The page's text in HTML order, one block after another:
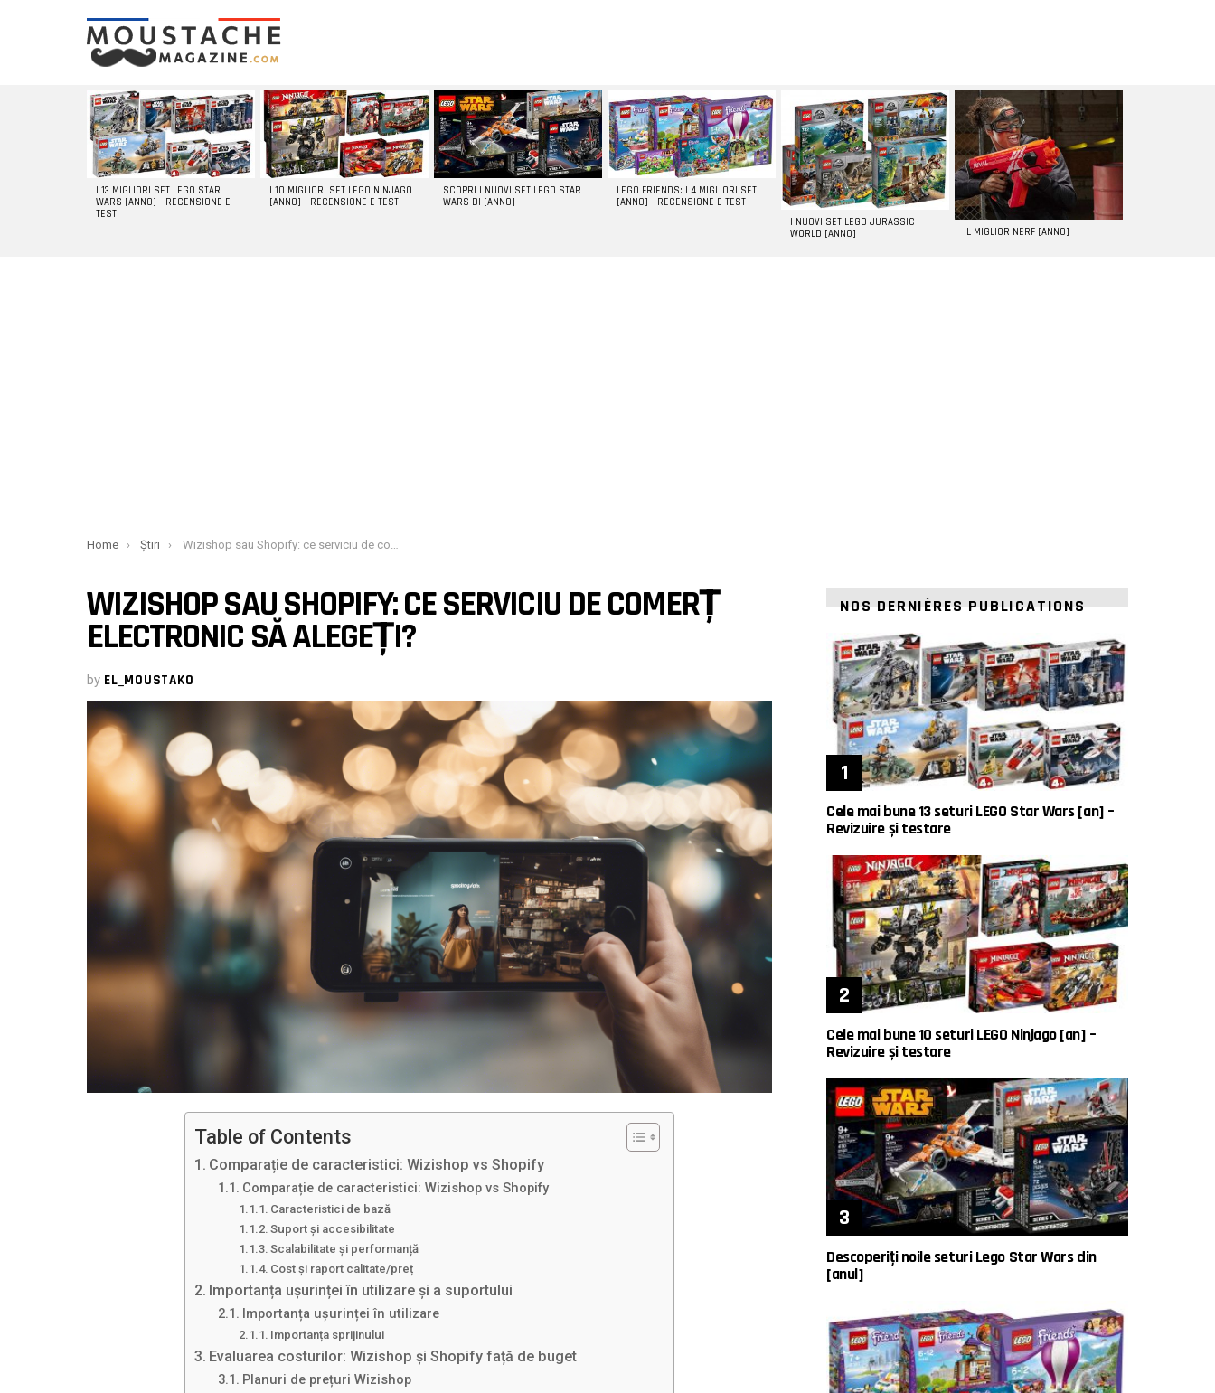
LATEST
STORIES
I 13 MIGLIORI SET LEGO STAR
WARS [ANNO] – RECENSIONE E
TEST
I 10 MIGLIORI SET LEGO NINJAGO
[ANNO] – RECENSIONE E TEST
SCOPRI I NUOVI SET LEGO STAR
WARS DI [ANNO]
LEGO FRIENDS: I 4 MIGLIORI SET
[ANNO] – RECENSIONE E TEST
I NUOVI SET LEGO JURASSIC
WORLD [ANNO]
IL MIGLIOR NERF [ANNO]
You are here:
Home Știri Wizishop sau Shopify: ce serviciu de comerț electronic să alegeți?
WIZISHOP SAU SHOPIFY: CE SERVICIU DE COMERȚ
ELECTRONIC SĂ ALEGEȚI?
by EL_MOUSTAKO
Table of Contents
Comparație de caracteristici: Wizishop vs Shopify
Comparație de caracteristici: Wizishop vs Shopify
Caracteristici de bază
Suport și accesibilitate
Scalabilitate și performanță
Cost și raport calitate/preț
Importanța ușurinței în utilizare și a suportului
Importanța ușurinței în utilizare
Importanța sprijinului
Evaluarea costurilor: Wizishop și Shopify față de buget
Planuri de prețuri Wizishop
NOS DERNIÈRES PUBLICATIONS
Cele mai bune 13 seturi LEGO Star Wars [an] –
Revizuire și testare
Cele mai bune 10 seturi LEGO Ninjago [an] –
Revizuire și testare
Descoperiți noile seturi Lego Star Wars din
[anul]